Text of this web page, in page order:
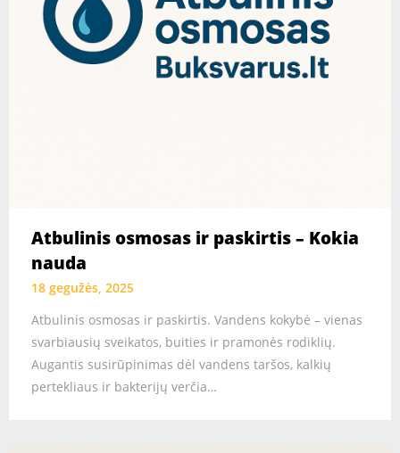
Atbulinis osmosas ir paskirtis – Kokia
nauda
18 gegužės, 2025
Atbulinis osmosas ir paskirtis. Vandens kokybė – vienas
svarbiausių sveikatos, buities ir pramonės rodiklių.
Augantis susirūpinimas dėl vandens taršos, kalkių
pertekliaus ir bakterijų verčia…